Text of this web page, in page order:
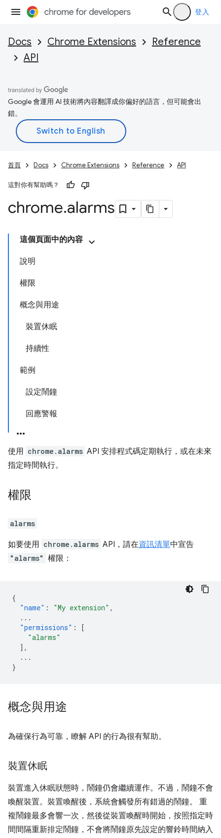
登入
Docs Chrome Extensions
Reference
API
Google 會運用 AI 技術將內容翻譯成你偏好的語言，但可能會出
錯。
首頁 Docs Chrome Extensions Reference API
這對你有幫助嗎？
chrome.alarms
這個頁面中的內容
說明
權限
概念與用途
裝置休眠
持續性
範例
設定鬧鐘
回應警報
使用 chrome.alarms API 安排程式碼定期執行，或在未來
指定時間執行。
權限
alarms
如要使用 chrome.alarms API，請在資訊清單中宣告
"alarms" 權限：
{
"name" : "My extension" ,
...
"permissions" :
[
"alarms"
],
...
}
概念與用途
為確保行為可靠，瞭解 API 的行為很有幫助。
裝置休眠
裝置進入休眠狀態時，鬧鐘仍會繼續運作。不過，鬧鐘不會
喚醒裝置。裝置喚醒後，系統會觸發所有錯過的鬧鐘。 重
複鬧鐘最多會響一次，然後從裝置喚醒時開始，按照指定時
間間隔重新排定鬧鐘，不會將鬧鐘原先設定的響鈴時間納入